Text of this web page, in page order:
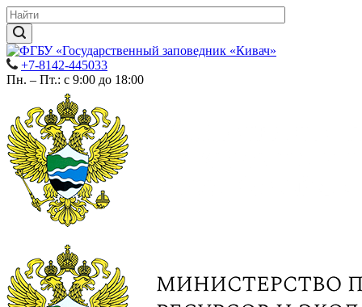
+7-8142-445033
Пн. – Пт.: с 9:00 до 18:00